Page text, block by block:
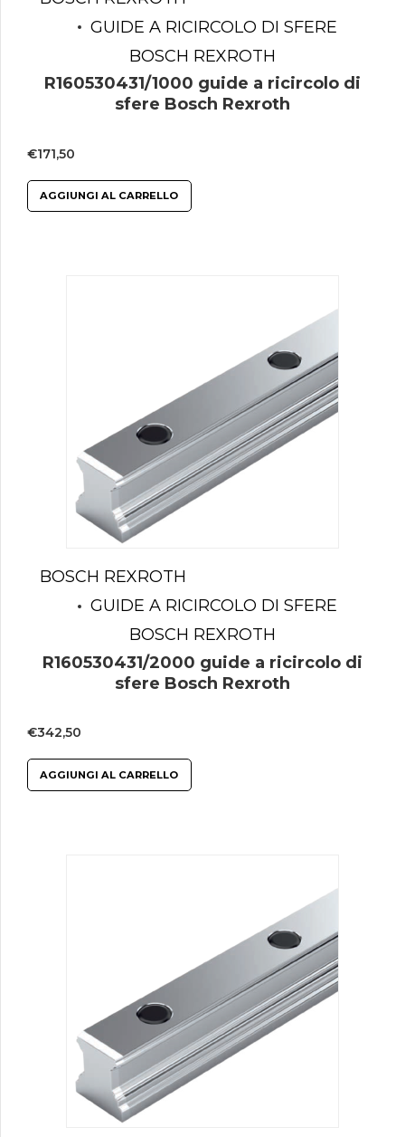
GUIDE A RICIRCOLO DI SFERE
BOSCH REXROTH
R160530431/1000 guide a ricircolo di
sfere Bosch Rexroth
€171,50
AGGIUNGI AL CARRELLO
BOSCH REXROTH
GUIDE A RICIRCOLO DI SFERE
BOSCH REXROTH
R160530431/2000 guide a ricircolo di
sfere Bosch Rexroth
€342,50
AGGIUNGI AL CARRELLO